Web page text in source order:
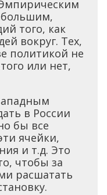
того, как
вокруг. Тех,
политикой не
или нет,
в России
бы все
ячейки,
и т.д. Это
чтобы за
расшатать